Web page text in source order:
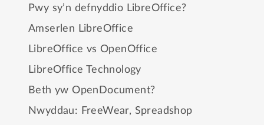
Pwy sy’n defnyddio LibreOffice?
Amserlen LibreOffice
LibreOffice vs OpenOffice
LibreOffice Technology
Beth yw OpenDocument?
Nwyddau: FreeWear, Spreadshop